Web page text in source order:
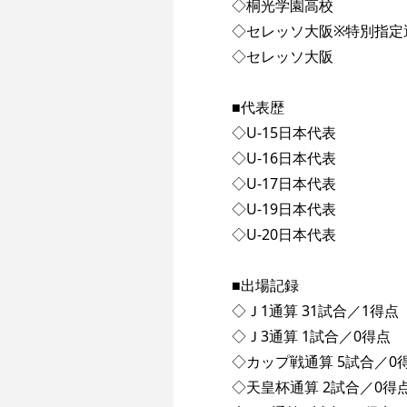
◇桐光学園高校
◇セレッソ大阪※特別指定
◇セレッソ大阪
■代表歴
◇U-15日本代表
◇U-16日本代表
◇U-17日本代表
◇U-19日本代表
◇U-20日本代表
■出場記録
◇Ｊ1通算 31試合／1得点
◇Ｊ3通算 1試合／0得点
◇カップ戦通算 5試合／0
◇天皇杯通算 2試合／0得